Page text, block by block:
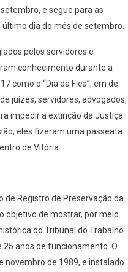
e segue para as
último dia do mês de setembro.
pelos servidores e
conhecimento durante a
como o “Dia da Fica”, em de
juízes, servidores, advogados,
impedir a extinção da Justiça
eles fizeram uma passeata
de Vitória.
de Registro de Preservação da
objetivo de mostrar, por meio
do Tribunal do Trabalho
25 anos de funcionamento. O
novembro de 1989, e instalado